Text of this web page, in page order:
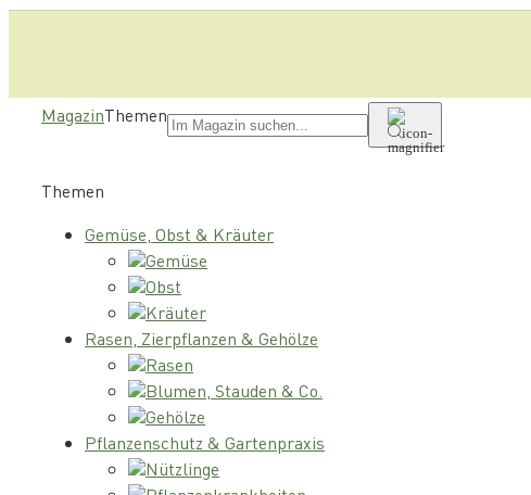
MagazinThemen
Themen
Gemüse, Obst & Kräuter
Gemüse
Obst
Kräuter
Rasen, Zierpflanzen & Gehölze
Rasen
Blumen, Stauden & Co.
Gehölze
Pflanzenschutz & Gartenpraxis
Nützlinge